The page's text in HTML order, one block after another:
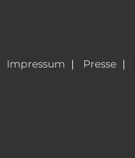
Impressum Presse